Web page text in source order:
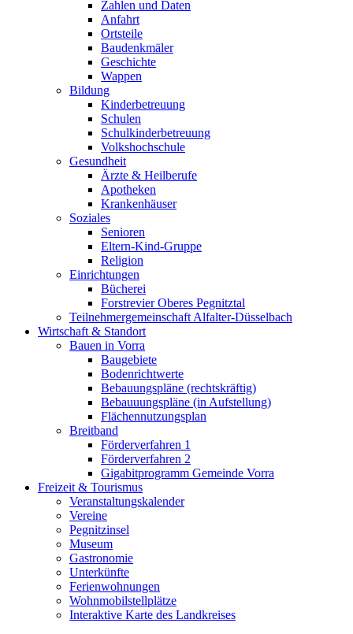
Zahlen und Daten
Anfahrt
Ortsteile
Baudenkmäler
Geschichte
Wappen
Bildung
Kinderbetreuung
Schulen
Schulkinderbetreuung
Volkshochschule
Gesundheit
Ärzte & Heilberufe
Apotheken
Krankenhäuser
Soziales
Senioren
Eltern-Kind-Gruppe
Religion
Einrichtungen
Bücherei
Forstrevier Oberes Pegnitztal
Teilnehmergemeinschaft Alfalter-Düsselbach
Wirtschaft & Standort
Bauen in Vorra
Baugebiete
Bodenrichtwerte
Bebauungspläne (rechtskräftig)
Bebauuungspläne (in Aufstellung)
Flächennutzungsplan
Breitband
Förderverfahren 1
Förderverfahren 2
Gigabitprogramm Gemeinde Vorra
Freizeit & Tourismus
Veranstaltungskalender
Vereine
Pegnitzinsel
Museum
Gastronomie
Unterkünfte
Ferienwohnungen
Wohnmobilstellplätze
Interaktive Karte des Landkreises